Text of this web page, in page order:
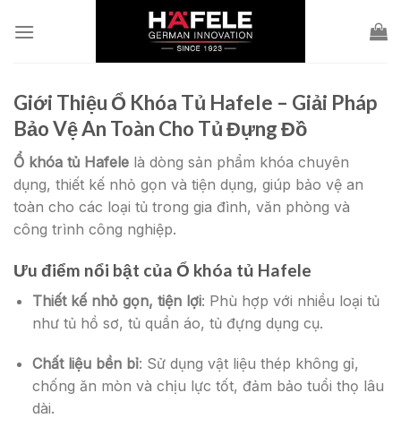
Giới Thiệu Ổ Khóa Tủ Hafele – Giải Pháp
Bảo Vệ An Toàn Cho Tủ Đựng Đồ
Ổ khóa tủ Hafele là dòng sản phẩm khóa chuyên
dụng, thiết kế nhỏ gọn và tiện dụng, giúp bảo vệ an
toàn cho các loại tủ trong gia đình, văn phòng và
công trình công nghiệp.
Ưu điểm nổi bật của Ổ khóa tủ Hafele
Thiết kế nhỏ gọn, tiện lợi: Phù hợp với nhiều loại tủ
như tủ hồ sơ, tủ quần áo, tủ đựng dụng cụ.
Chất liệu bền bỉ: Sử dụng vật liệu thép không gỉ,
chống ăn mòn và chịu lực tốt, đảm bảo tuổi thọ lâu
dài.